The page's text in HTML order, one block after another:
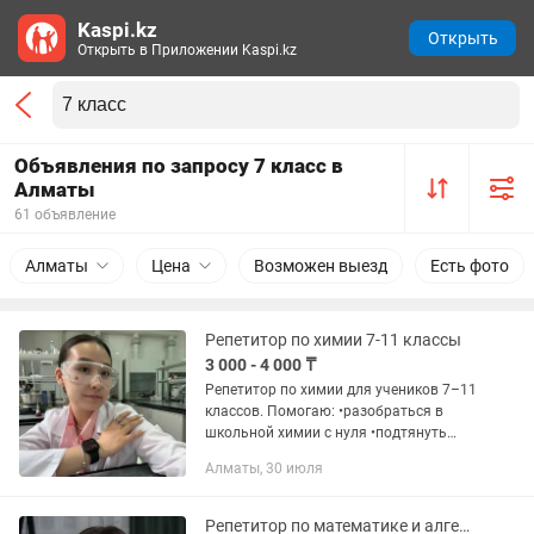
Объявления по запросу 7 класс в
Алматы
61 объявление
Алматы Цена Возможен выезд Есть фото
Репетитор по химии 7-11 классы
3 000 - 4 000 ₸
Репетитор по химии для учеников 7–11
классов. Помогаю: •разобраться в
школьной химии с нуля •подтянуть
•выполнить и понять домашние
Алматы, 30 июля
Репетитор по математике и алгебре с 3 по 7класс
Kaspi.kz
Открыть в Приложении Kaspi.kz
Открыть